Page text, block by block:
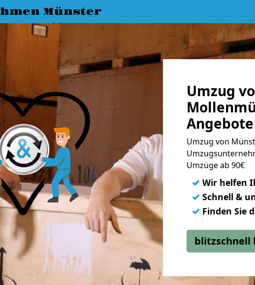
Münster
Umzug
Angebote
Umzug von
Umzüge ab 90€
✓ Wir helfen
✓ Schnell &
✓ Finden Sie
blitzschnell